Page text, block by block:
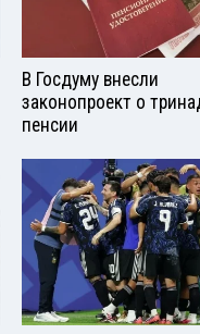
В Госдуму внесли
законопроект о
пенсии